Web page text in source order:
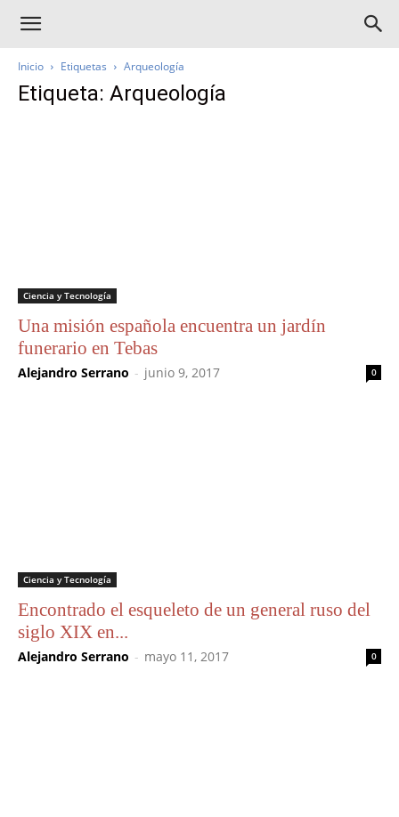
Inicio Etiquetas Arqueología
Etiqueta: Arqueología
Ciencia y Tecnología
Una misión española encuentra un jardín
funerario en Tebas
Alejandro Serrano - junio 9, 2017 0
Ciencia y Tecnología
Encontrado el esqueleto de un general ruso del
siglo XIX en...
Alejandro Serrano - mayo 11, 2017 0